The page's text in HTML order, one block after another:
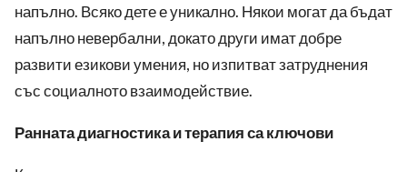
напълно. Всяко дете е уникално. Някои могат да бъдат
напълно невербални, докато други имат добре
развити езикови умения, но изпитват затруднения
със социалното взаимодействие.
Ранната диагностика и терапия са ключови